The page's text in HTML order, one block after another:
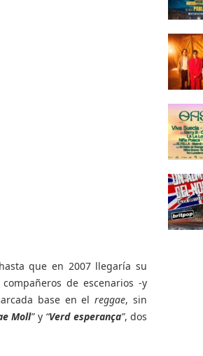
que en 2007 llegaría su
de escenarios -y
base en elreggae, sin
Moll” y“Verd esperança”, dos